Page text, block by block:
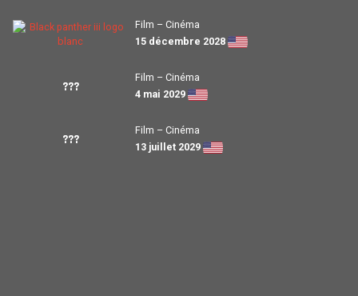
Film – Cinéma
15 décembre 2028
???
Film – Cinéma
4 mai 2029
???
Film – Cinéma
13 juillet 2029